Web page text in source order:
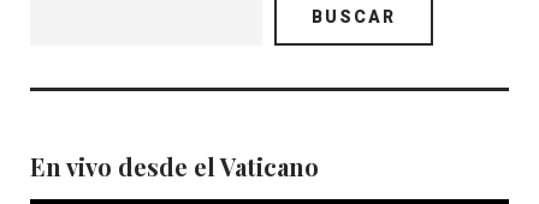
BUSCAR
En vivo desde el Vaticano